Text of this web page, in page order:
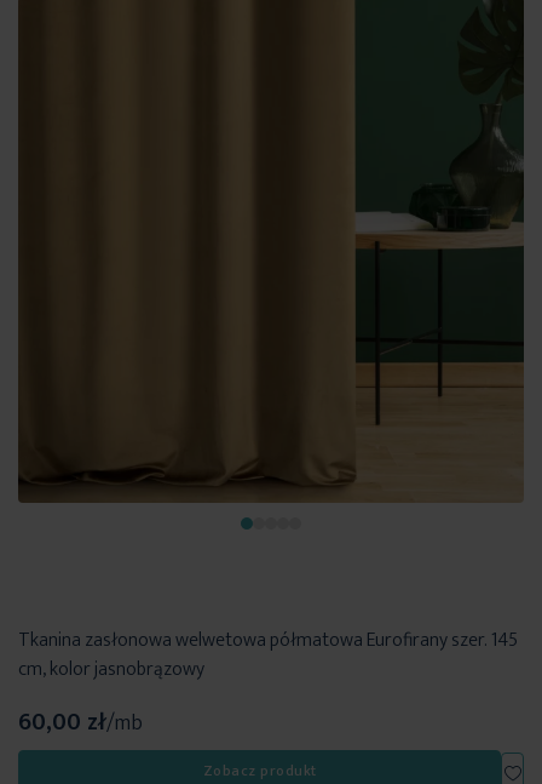
Tkanina zasłonowa welwetowa półmatowa Eurofirany szer. 145
cm, kolor jasnobrązowy
60,00 zł/mb
Zobacz produkt